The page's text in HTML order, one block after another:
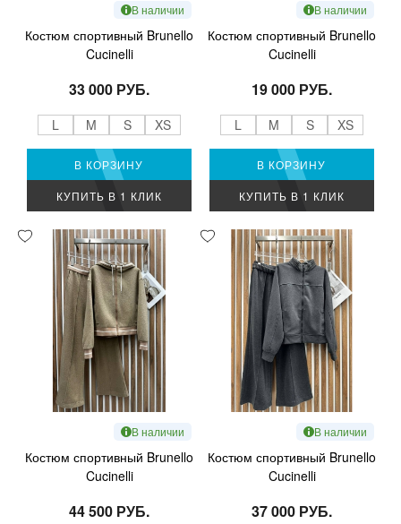
В наличии
Костюм спортивный Brunello
Cucinelli
33 000 РУБ.
L M S XS
В КОРЗИНУ
КУПИТЬ В 1 КЛИК
В наличии
Костюм спортивный Brunello
Cucinelli
19 000 РУБ.
L M S XS
В КОРЗИНУ
КУПИТЬ В 1 КЛИК
В наличии
Костюм спортивный Brunello
Cucinelli
44 500 РУБ.
В наличии
Костюм спортивный Brunello
Cucinelli
37 000 РУБ.